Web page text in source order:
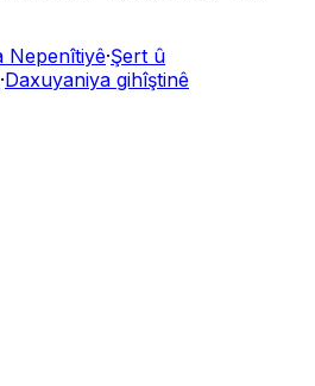
Nepenîtiyê·Şert û
·Daxuyaniya gihîştinê